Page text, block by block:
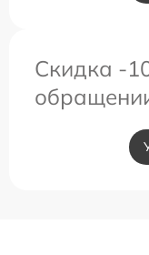
Скидка -